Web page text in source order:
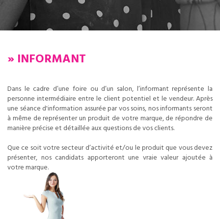
» INFORMANT
Dans le cadre d’une foire ou d’un salon, l’informant représente la
personne intermédiaire entre le client potentiel et le vendeur. Après
une séance d'information assurée par vos soins, nos informants seront
à même de représenter un produit de votre marque, de répondre de
manière précise et détaillée aux questions de vos clients.
Que ce soit votre secteur d’activité et/ou le produit que vous devez
présenter, nos candidats apporteront une vraie valeur ajoutée à
votre marque.